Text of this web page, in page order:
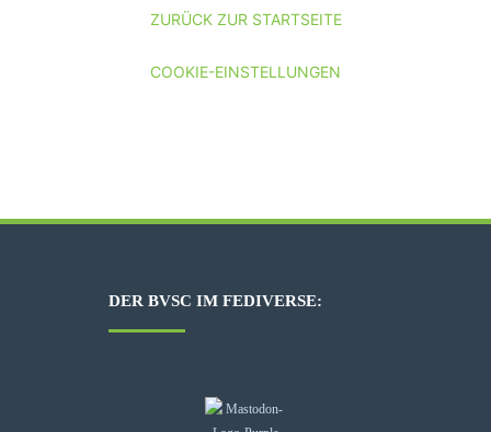
ZURÜCK ZUR STARTSEITE
COOKIE-EINSTELLUNGEN
DER BVSC IM FEDIVERSE: